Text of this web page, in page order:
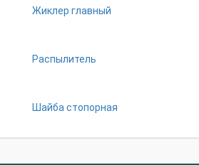
Жиклер главный
Распылитель
Шайба стопорная